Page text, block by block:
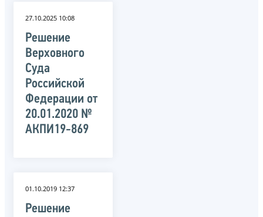
27.10.2025 10:08
Решение
Верховного
Суда
Российской
Федерации от
20.01.2020 №
АКПИ19-869
01.10.2019 12:37
Решение